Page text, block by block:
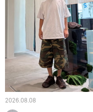
2026.08.08